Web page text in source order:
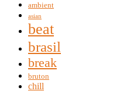
ambient
asian
beat
brasil
break
bruton
chill